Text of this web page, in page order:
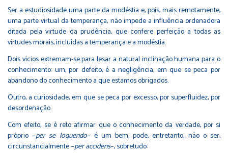
Ser a estudiosidade uma parte da modéstia e, pois, mais remotamente,
uma parte virtual da temperança, não impede a influência ordenadora
ditada pela virtude da prudência, que confere perfeição a todas as
virtudes morais, incluídas a temperança e a modéstia.
Dois vícios extremam-se para lesar a natural inclinação humana para o
conhecimento: um, por defeito, é a negligência, em que se peca por
abandono do conhecimento a que estamos obrigados.
Outro, a curiosidade, em que se peca por excesso, por superfluidez, por
desordenação.
Com efeito, se é reto afirmar que o conhecimento da verdade, por si
próprio −per se loquendo− é um bem, pode, entretanto, não o ser,
circunstancialmente −per accidens−, sobretudo: